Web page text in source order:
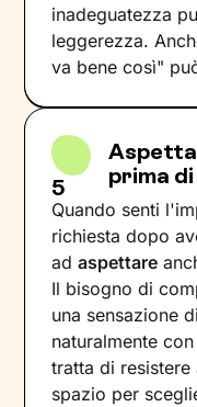
inadeguatezza
leggerezza.
va bene così"
5
prima
Quando senti
richiesta dopo
adaspettare
Il bisogno di
una sensazione
naturalmente
tratta di
spazio per